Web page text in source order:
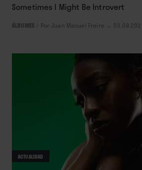
Sometimes I Might Be Introvert
ÁLBUMES/Por Juan Manuel Freire → 03.09.2021